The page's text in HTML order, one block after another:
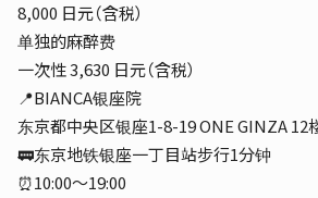
8,000 日元（含税）
单独的麻醉费
一次性 3,630 日元（含税）
📍BIANCA银座院
东京都中央区银座1-8-19 ONE GINZA 12
🚃东京地铁银座一丁目站步行1分钟
⏰10:00～19:00